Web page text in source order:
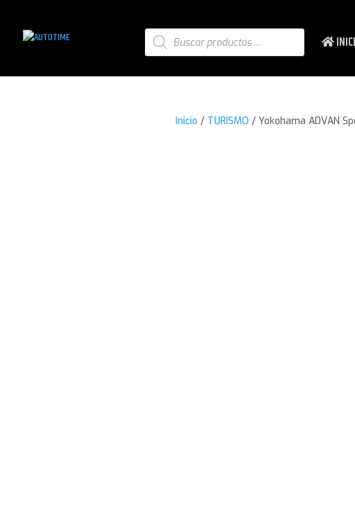
Búsqueda
de
productos
Inicio / TURISMO / Yokohama ADVAN